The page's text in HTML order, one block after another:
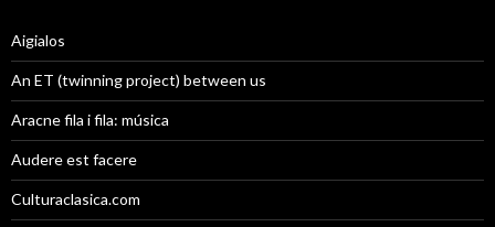
Aigialos
An ET (twinning project) between us
Aracne fila i fila: música
Audere est facere
Culturaclasica.com